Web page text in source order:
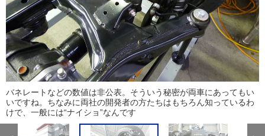
バネレートなどの数値は非公表。そういう秘密が両車にあってもい
いですね。ちなみに両社の開発者の方たちはもちろん知っているわ
けで、一般には“ナイショ”なんです